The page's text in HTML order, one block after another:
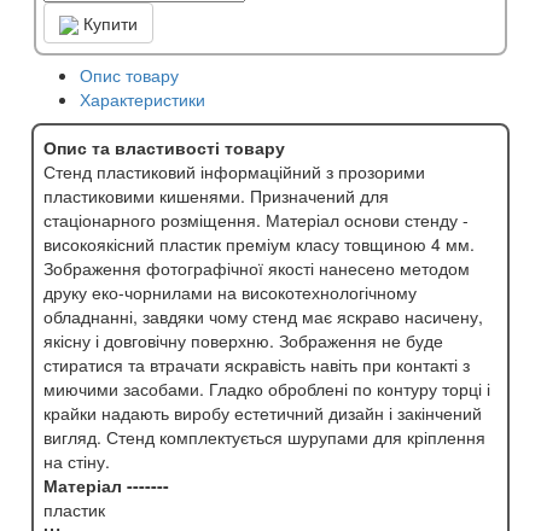
Купити
Опис товару
Характеристики
Опис та властивості товару
Стенд пластиковий інформаційний з прозорими
пластиковими кишенями. Призначений для
стаціонарного розміщення. Матеріал основи стенду -
високоякісний пластик преміум класу товщиною 4 мм.
Зображення фотографічної якості нанесено методом
друку еко-чорнилами на високотехнологічному
обладнанні, завдяки чому стенд має яскраво насичену,
якісну і довговічну поверхню. Зображення не буде
стиратися та втрачати яскравість навіть при контакті з
миючими засобами. Гладко оброблені по контуру торці і
крайки надають виробу естетичний дизайн і закінчений
вигляд. Стенд комплектується шурупами для кріплення
на стіну.
Матеріал -------
пластик